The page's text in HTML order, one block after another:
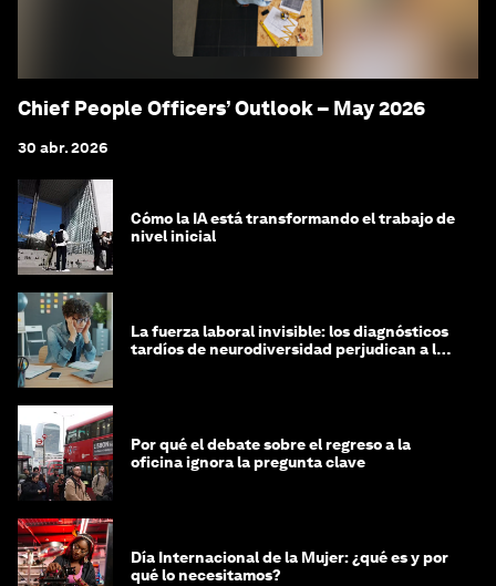
Chief People Officers’ Outlook – May 2026
30 abr. 2026
Cómo la IA está transformando el trabajo de
nivel inicial
La fuerza laboral invisible: los diagnósticos
tardíos de neurodiversidad perjudican a las
Por qué el debate sobre el regreso a la
oficina ignora la pregunta clave
Día Internacional de la Mujer: ¿qué es y por
qué lo necesitamos?